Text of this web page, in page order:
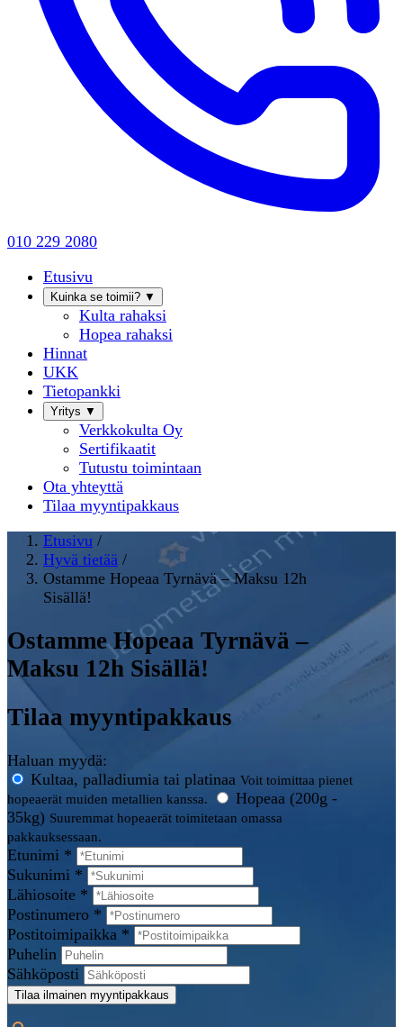
010 229 2080
Etusivu
Kuinka se toimii? ▼
Kulta rahaksi
Hopea rahaksi
Hinnat
UKK
Tietopankki
Yritys ▼
Verkkokulta Oy
Sertifikaatit
Tutustu toimintaan
Ota yhteyttä
Tilaa myyntipakkaus
Etusivu /
Hyvä tietää /
Ostamme Hopeaa Tyrnävä – Maksu 12h
Sisällä!
Ostamme Hopeaa Tyrnävä –
Maksu 12h Sisällä!
Tilaa myyntipakkaus
Haluan myydä:
Kultaa, palladiumia tai platinaa Voit toimittaa pienet
hopeaerät muiden metallien kanssa.
Hopeaa (200g -
35kg) Suuremmat hopeaerät toimitetaan omassa
pakkauksessaan.
Etunimi *
Sukunimi *
Lähiosoite *
Postinumero *
Postitoimipaikka *
Puhelin
Sähköposti
Tilaa ilmainen myyntipakkaus